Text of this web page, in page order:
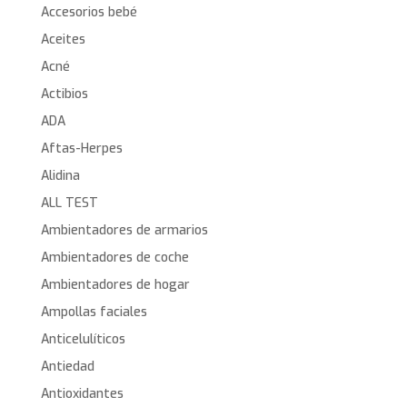
Accesorios bebé
Aceites
Acné
Actibios
ADA
Aftas-Herpes
Alidina
ALL TEST
Ambientadores de armarios
Ambientadores de coche
Ambientadores de hogar
Ampollas faciales
Anticelulíticos
Antiedad
Antioxidantes